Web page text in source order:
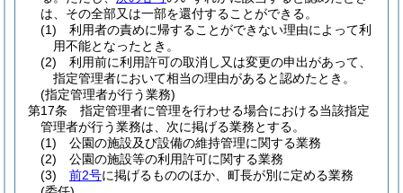
は、その全部又は一部を還付することができる。
(1)
利用者の責めに帰することができない理由によって利
用不能となったとき。
(2)
利用前に利用許可の取消し又は変更の申出があって、
指定管理者において相当の理由があると認めたとき。
(指定管理者が行う業務)
第17条
指定管理者に管理を行わせる場合における当該指定
管理者が行う業務は、次に掲げる業務とする。
(1)
公園の施設及び設備の維持管理に関する業務
(2)
公園の施設等の利用許可に関する業務
(3)
前2号に掲げるもののほか、町長が別に定める業務